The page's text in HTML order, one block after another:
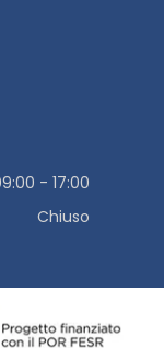
-17:00
Chiuso